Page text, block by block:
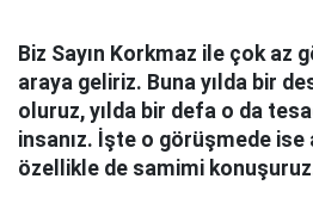
Biz Sayın Korkmaz ile çok az
araya geliriz. Buna yılda bir
oluruz, yılda bir defa o da
insanız. İşte o görüşmede ise
özellikle de samimi